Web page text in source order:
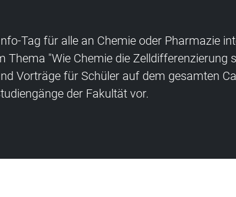
Tag für alle an Chemie oder Pharmazie
"Wie Chemie die Zelldifferenzierung
Vorträge für Schüler auf dem gesamten
der Fakultät vor.